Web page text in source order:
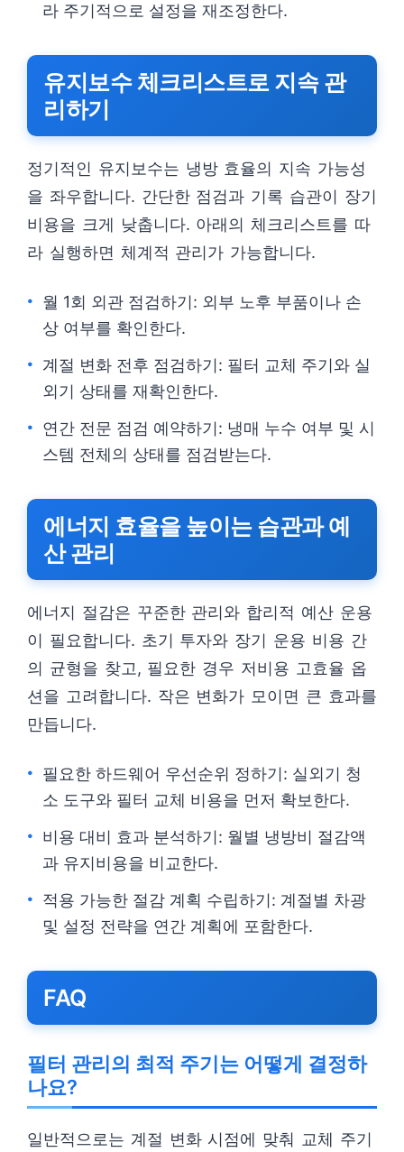
라 주기적으로 설정을 재조정한다.
유지보수 체크리스트로 지속 관
리하기
정기적인 유지보수는 냉방 효율의 지속 가능성
을 좌우합니다. 간단한 점검과 기록 습관이 장기
비용을 크게 낮춥니다. 아래의 체크리스트를 따
라 실행하면 체계적 관리가 가능합니다.
월 1회 외관 점검하기: 외부 노후 부품이나 손
상 여부를 확인한다.
계절 변화 전후 점검하기: 필터 교체 주기와 실
외기 상태를 재확인한다.
연간 전문 점검 예약하기: 냉매 누수 여부 및 시
스템 전체의 상태를 점검받는다.
에너지 효율을 높이는 습관과 예
산 관리
에너지 절감은 꾸준한 관리와 합리적 예산 운용
이 필요합니다. 초기 투자와 장기 운용 비용 간
의 균형을 찾고, 필요한 경우 저비용 고효율 옵
션을 고려합니다. 작은 변화가 모이면 큰 효과를
만듭니다.
필요한 하드웨어 우선순위 정하기: 실외기 청
소 도구와 필터 교체 비용을 먼저 확보한다.
비용 대비 효과 분석하기: 월별 냉방비 절감액
과 유지비용을 비교한다.
적용 가능한 절감 계획 수립하기: 계절별 차광
및 설정 전략을 연간 계획에 포함한다.
FAQ
필터 관리의 최적 주기는 어떻게 결정하
나요?
일반적으로는 계절 변화 시점에 맞춰 교체 주기